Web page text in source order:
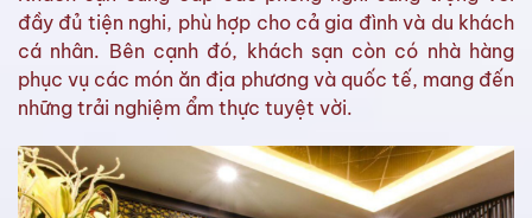
đầy đủ tiện nghi, phù hợp cho cả gia đình và du khách
cá nhân. Bên cạnh đó, khách sạn còn có nhà hàng
phục vụ các món ăn địa phương và quốc tế, mang đến
những trải nghiệm ẩm thực tuyệt vời.